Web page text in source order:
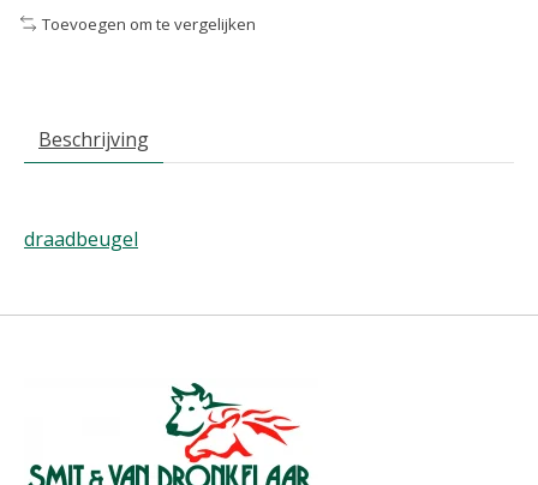
Toevoegen om te vergelijken
Beschrijving
draadbeugel